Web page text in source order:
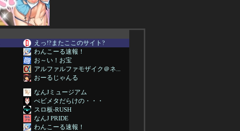
えっ!?またここのサイト?
わんこーる速報！
お～い！お宝
アルファルファモザイク＠ネ...
おーるじゃんる
なんJミュージアム
べビメタだらけの・・・
スロ板-RUSH
なんJ PRIDE
わんこーる速報！